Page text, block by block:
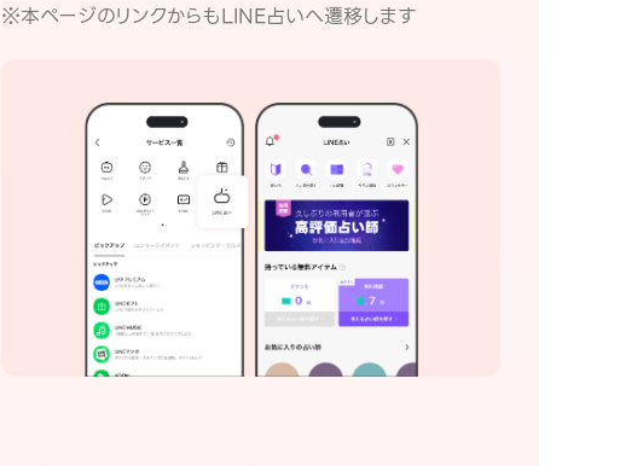
※本ページのリンクからもLINE占いへ遷移します